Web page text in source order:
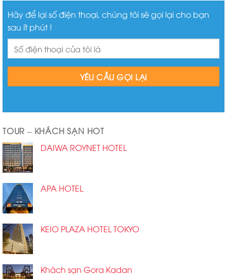
Hãy để lại số điện thoại, chúng tôi sẽ gọi lại cho bạn
sau ít phút !
TOUR – KHÁCH SẠN HOT
DAIWA ROYNET HOTEL
APA HOTEL
KEIO PLAZA HOTEL TOKYO
Khách sạn Gora Kadan